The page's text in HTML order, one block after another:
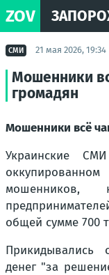
ZOV
СМИ 21 мая 2026, 19:34
Мошенники
громадян
Мошенники всё
Украинские
общей сумме 700
Прикидывались
денег "за